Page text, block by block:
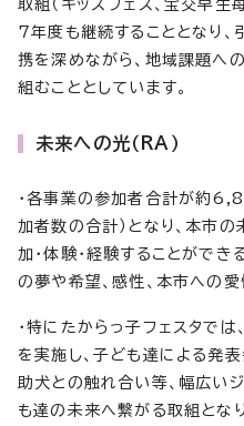
取組（キッズフェス、宝交早生
7年度も継続することとなり、
携を深めながら、地域課題へ
組むこととしています。
未来への光（RA）
・各事業の参加者合計が約
加者数の合計）となり、本市
加・体験・経験することができ
の夢や希望、感性、本市への
・特にたからっ子フェスタで
を実施し、子ども達による発
助犬との触れ合い等、幅広い
も達の未来へ繋がる取組となり